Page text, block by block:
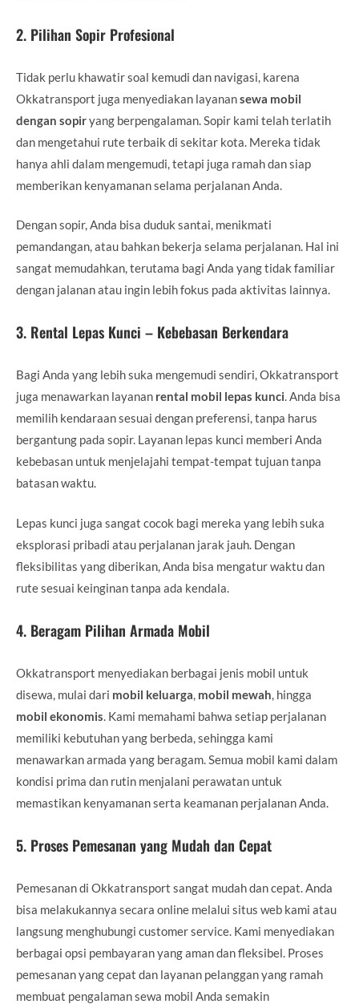
2. Pilihan Sopir Profesional
Tidak perlu khawatir soal kemudi dan navigasi, karena
Okkatransport juga menyediakan layanansewa mobil
dengan sopiryang berpengalaman. Sopir kami telah terlatih
dan mengetahui rute terbaik di sekitar kota. Mereka tidak
hanya ahli dalam mengemudi, tetapi juga ramah dan siap
memberikan kenyamanan selama perjalanan Anda.
Dengan sopir, Anda bisa duduk santai, menikmati
pemandangan, atau bahkan bekerja selama perjalanan. Hal ini
sangat memudahkan, terutama bagi Anda yang tidak familiar
dengan jalanan atau ingin lebih fokus pada aktivitas lainnya.
3. Rental Lepas Kunci – Kebebasan Berkendara
Bagi Anda yang lebih suka mengemudi sendiri, Okkatransport
juga menawarkan layanan rental mobil lepas kunci. Anda bisa
memilih kendaraan sesuai dengan preferensi, tanpa harus
bergantung pada sopir. Layanan lepas kunci memberi Anda
kebebasan untuk menjelajahi tempat-tempat tujuan tanpa
batasan waktu.
Lepas kunci juga sangat cocok bagi mereka yang lebih suka
eksplorasi pribadi atau perjalanan jarak jauh. Dengan
fleksibilitas yang diberikan, Anda bisa mengatur waktu dan
rute sesuai keinginan tanpa ada kendala.
4. Beragam Pilihan Armada Mobil
Okkatransport menyediakan berbagai jenis mobil untuk
disewa, mulai dari mobil keluarga mobil mewah , hingga
mobil ekonomis . Kami memahami bahwa setiap perjalanan
memiliki kebutuhan yang berbeda, sehingga kami
menawarkan armada yang beragam. Semua mobil kami dalam
kondisi prima dan rutin menjalani perawatan untuk
memastikan kenyamanan serta keamanan perjalanan Anda.
5. Proses Pemesanan yang Mudah dan Cepat
Pemesanan di Okkatransport sangat mudah dan cepat. Anda
bisa melakukannya secara online melalui situs web kami atau
langsung menghubungi customer service. Kami menyediakan
berbagai opsi pembayaran yang aman dan fleksibel. Proses
pemesanan yang cepat dan layanan pelanggan yang ramah
membuat pengalaman sewa mobil Anda semakin